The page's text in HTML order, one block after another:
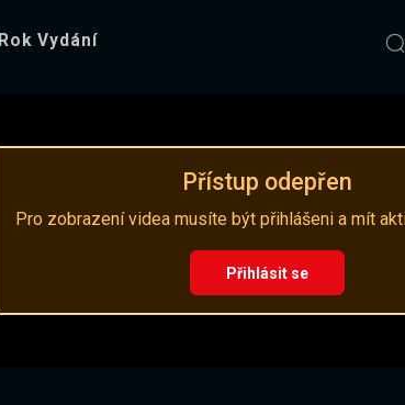
Rok Vydání
Přístup odepřen
Pro zobrazení videa musíte být přihlášeni a mít
Přihlásit se